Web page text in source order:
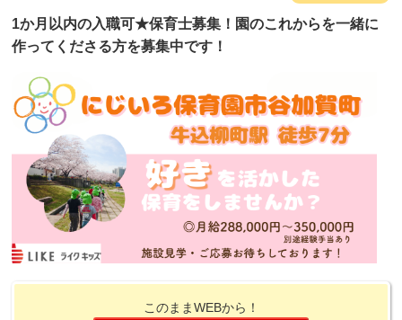
1か月以内の入職可★保育士募集！園のこれからを一緒に
作ってくださる方を募集中です！
このままWEBから！